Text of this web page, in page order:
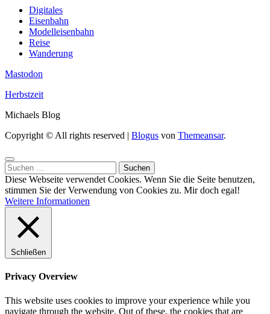
Digitales
Eisenbahn
Modelleisenbahn
Reise
Wanderung
Mastodon
Herbstzeit
Michaels Blog
Copyright © All rights reserved | Blogus von Themeansar.
Suchen
nach:
Diese Webseite verwendet Cookies. Wenn Sie die Seite benutzen,
stimmen Sie der Verwendung von Cookies zu. Mir doch egal!
Weitere Informationen
Schließen
Privacy Overview
This website uses cookies to improve your experience while you
navigate through the website. Out of these, the cookies that are